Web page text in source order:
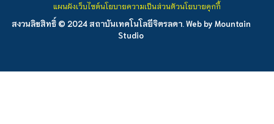
สงวนลิขสิทธิ์ © 2024 สถาบันเทคโนโลยีจิตรลดา. Web by Mountain
Studio
แผนผังเว็บไซต์นโยบายความเป็นส่วนตัวนโยบายคุกกี้